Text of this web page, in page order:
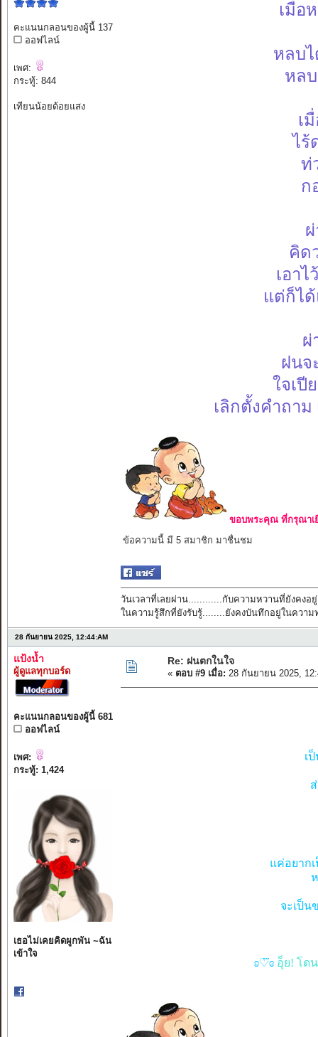
คะแนนกลอนของผู้นี้ 137
ออฟไลน์
เพศ:
กระทู้: 844
เทียนน้อยด้อยแสง
เมื่อ
หลบไ
หล
เ
ไร้
ท่
ก
คิด
เอา
แต่ก็ไ
ผ่
ฝนจ
ใจเปี
เลิกตั้งคำถา
ขอบพระคุณ ที่กรุณาเ
ข้อความนี้ มี 5 สมาชิก มาชื่นชม
วันเวลาที่เลยผ่าน............กับความหวานที่ยังคงอยู่
ในความรู้สึกที่ยังรับรู้........ยังคงบันทึกอยู่ในความ
28 กันยายน 2025, 12:44:AM
แป้งน้ำ
ผู้ดูแลทุกบอร์ด
คะแนนกลอนของผู้นี้ 681
ออฟไลน์
เพศ:
กระทู้: 1,424
เธอไม่เคยคิดผูกพัน ~ฉัน
เข้าใจ
Re: ฝนตกในใจ
« ตอบ #9 เมื่อ: 28 กันยายน 2025,
เ
แค่อยาก
จะเป็น
ʚ♡⃛ɞ อุ็ย! โด